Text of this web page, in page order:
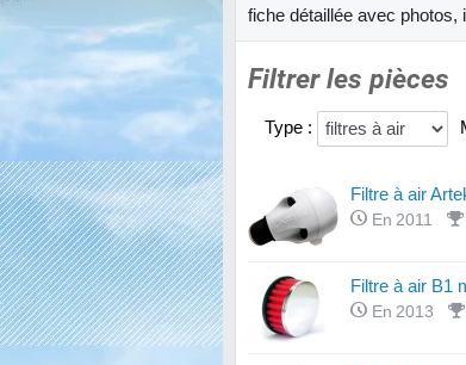
fiche détaillée avec photos,
Filtrer les pièces
Type :
Filtre à air
En 2011
Filtre à air B1
En 2013